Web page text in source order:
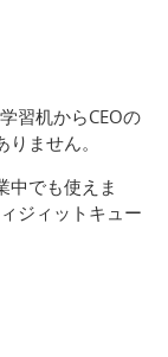
習机からCEOの
ません。
中でも使えま
ジィットキュー